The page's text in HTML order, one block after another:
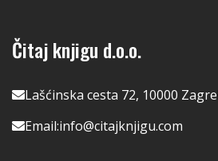
Čitaj knjigu d.o.o.
Lašćinska cesta 72, 10000
Email:info@citajknjigu.com